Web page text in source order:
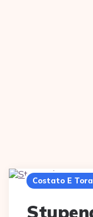
Costato E